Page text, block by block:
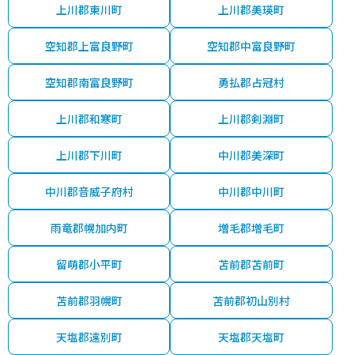
上川郡東川町 上川郡美瑛町
空知郡上富良野町 空知郡中富良野町
空知郡南富良野町 勇払郡占冠村
上川郡和寒町 上川郡剣淵町
上川郡下川町 中川郡美深町
中川郡音威子府村 中川郡中川町
雨竜郡幌加内町 増毛郡増毛町
留萌郡小平町 苫前郡苫前町
苫前郡羽幌町 苫前郡初山別村
天塩郡遠別町 天塩郡天塩町